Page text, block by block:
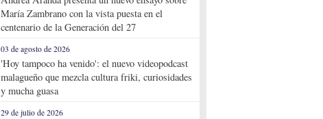
María Zambrano con la vista puesta en el
centenario de la Generación del 27
03 de agosto de 2026
'Hoy tampoco ha venido': el nuevo videopodcast
malagueño que mezcla cultura friki, curiosidades
y mucha guasa
29 de julio de 2026